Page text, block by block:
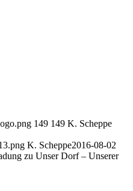
149 149 K. Scheppe
K. Scheppe2016-08-02
zu Unser Dorf – Unserer